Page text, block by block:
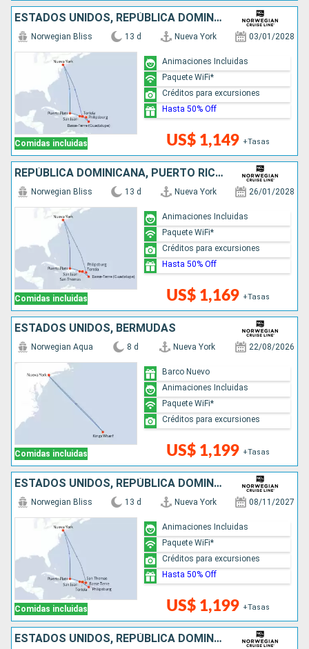
ESTADOS UNIDOS, REPÚBLICA DOMINICANA, PUERTO RICO, SAN MARTÍN
Comidas incluidas
Norwegian Bliss 13 d Nueva York 03/01/2028
US$ 1,149 +Tasas
Animaciones Incluidas
Paquete WiFi*
Créditos para excursiones
Hasta 50% Off
REPÚBLICA DOMINICANA, PUERTO RICO, SAN MARTÍN, ESTADOS UNIDOS
Comidas incluidas
Norwegian Bliss 13 d Nueva York 26/01/2028
US$ 1,169 +Tasas
Animaciones Incluidas
Paquete WiFi*
Créditos para excursiones
Hasta 50% Off
ESTADOS UNIDOS, BERMUDAS
Comidas incluidas
Norwegian Aqua 8 d Nueva York 22/08/2026
US$ 1,199 +Tasas
Barco Nuevo
Animaciones Incluidas
Paquete WiFi*
Créditos para excursiones
ESTADOS UNIDOS, REPÚBLICA DOMINICANA, PUERTO RICO, SAN MARTÍN
Comidas incluidas
Norwegian Bliss 13 d Nueva York 08/11/2027
US$ 1,199 +Tasas
Animaciones Incluidas
Paquete WiFi*
Créditos para excursiones
Hasta 50% Off
ESTADOS UNIDOS, REPÚBLICA DOMINICANA, PUERTO RICO, SAN MARTÍN